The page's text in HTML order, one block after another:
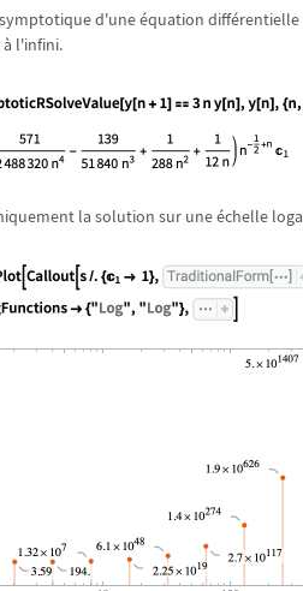
d'uneéquation différentielle
à l'infini.
la solution sur uneéchelle